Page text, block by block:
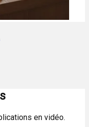
en vidéo.